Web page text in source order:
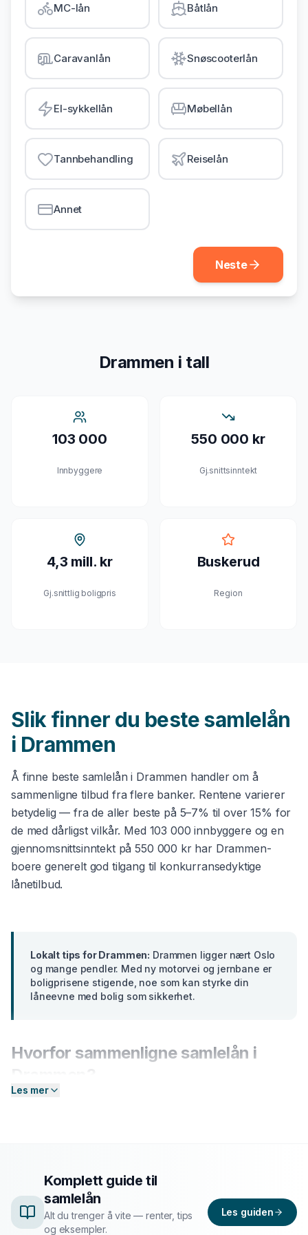
Gjeldsordning
Inkassohjelp
LÅN & KREDITT
Smålån
Lån uten sikkerhet
Kredittkort
Lån på dagen
MC-lån Båtlån
Caravanlån Snøscooterlån
El-sykkellån Møbellån
Tannbehandling Reiselån
Annet
Neste
Drammen i tall
103 000
Innbyggere
550 000 kr
Gj.snittsinntekt
4,3 mill. kr
Gj.snittlig boligpris
Buskerud
Region
Slik finner du bestesamlelån
i Drammen
Å finne beste samlelån i Drammen handler om å
sammenligne tilbud fra flere banker. Rentene varierer
betydelig — fra de aller beste på 5–7% til over 15% for
de med dårligst vilkår. Med 103 000 innbyggere og en
gjennomsnittsinntekt på550 000 krhar Drammen-
boere generelt god tilgang til konkurransedyktige
lånetilbud.
Lokalt tips forDrammen: Drammen ligger nært Oslo
og mange pendler. Med ny motorvei og jernbane er
boligprisene stigende, noe som kan styrke din
låneevne med bolig som sikkerhet.
Hvorfor sammenligne samlelån i
Banker i
sammenligne aktuelle tilbud og finne det som passer
deg best.
Les mer
Komplett guide til
samlelån
Alt du trenger å vite — renter, tips
og eksempler.
Les guiden